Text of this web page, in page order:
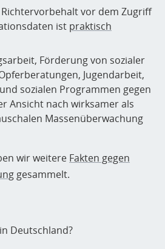
vor dem Zugriff
ist praktisch
Förderung von sozialer
Jugendarbeit,
sozialen Programmen gegen
Ansicht nach wirksamer als
Massenüberwachung
wir weitere Fakten gegen
gesammelt.
Deutschland?